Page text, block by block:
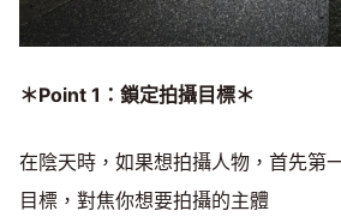
＊Point 1：鎖定拍攝目標＊
在陰天時，如果想拍攝人物，首先第
目標，對焦你想要拍攝的主體